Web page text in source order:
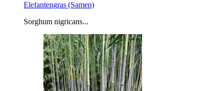
Elefantengras (Samen)
Sorghum nigricans...